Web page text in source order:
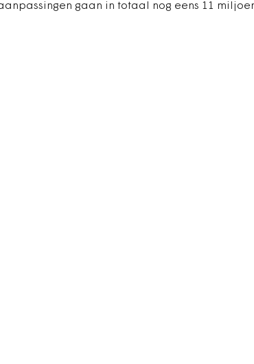
gaan in totaal nog eens 11